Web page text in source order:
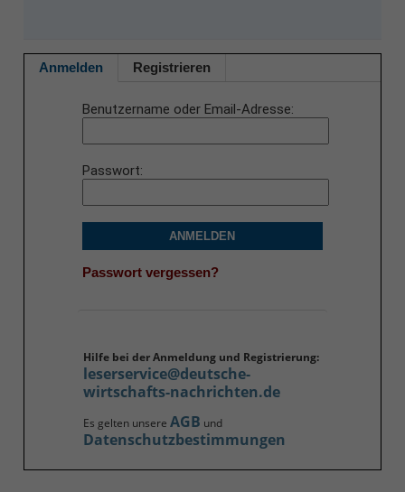
Anmelden Registrieren
Benutzername oder Email-Adresse
Passwort
ANMELDEN
Passwort vergessen?
Hilfe bei der Anmeldung und Registrierung:
leserservice@deutsche-
wirtschafts-nachrichten.de
Es gelten unsere AGB und
Datenschutzbestimmungen